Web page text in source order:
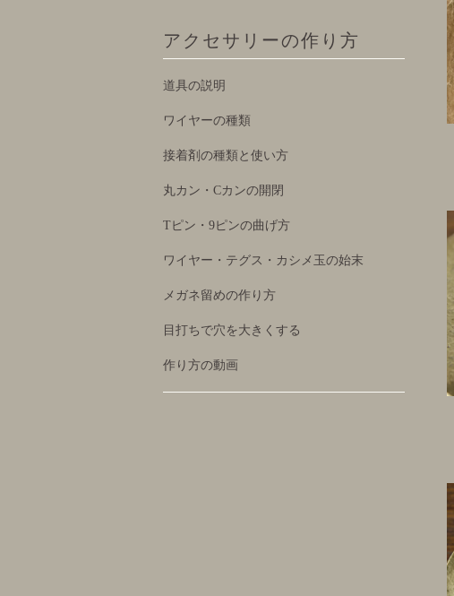
アクセサリーの作り方
道具の説明
ワイヤーの種類
接着剤の種類と使い方
丸カン・Cカンの開閉
Tピン・9ピンの曲げ方
ワイヤー・テグス・カシメ玉の始末
メガネ留めの作り方
目打ちで穴を大きくする
作り方の動画